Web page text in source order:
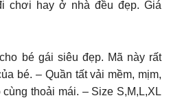
chơi hay ở nhà đều đẹp. Giá
bé gái siêu đẹp. Mã này rất
bé. – Quần tất vải mềm, mịm,
thoải mái. – Size S,M,L,XL